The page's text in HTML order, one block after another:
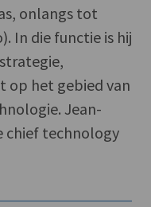
onlangs tot
In die functie is hij
op het gebied van
Jean-
chief technology